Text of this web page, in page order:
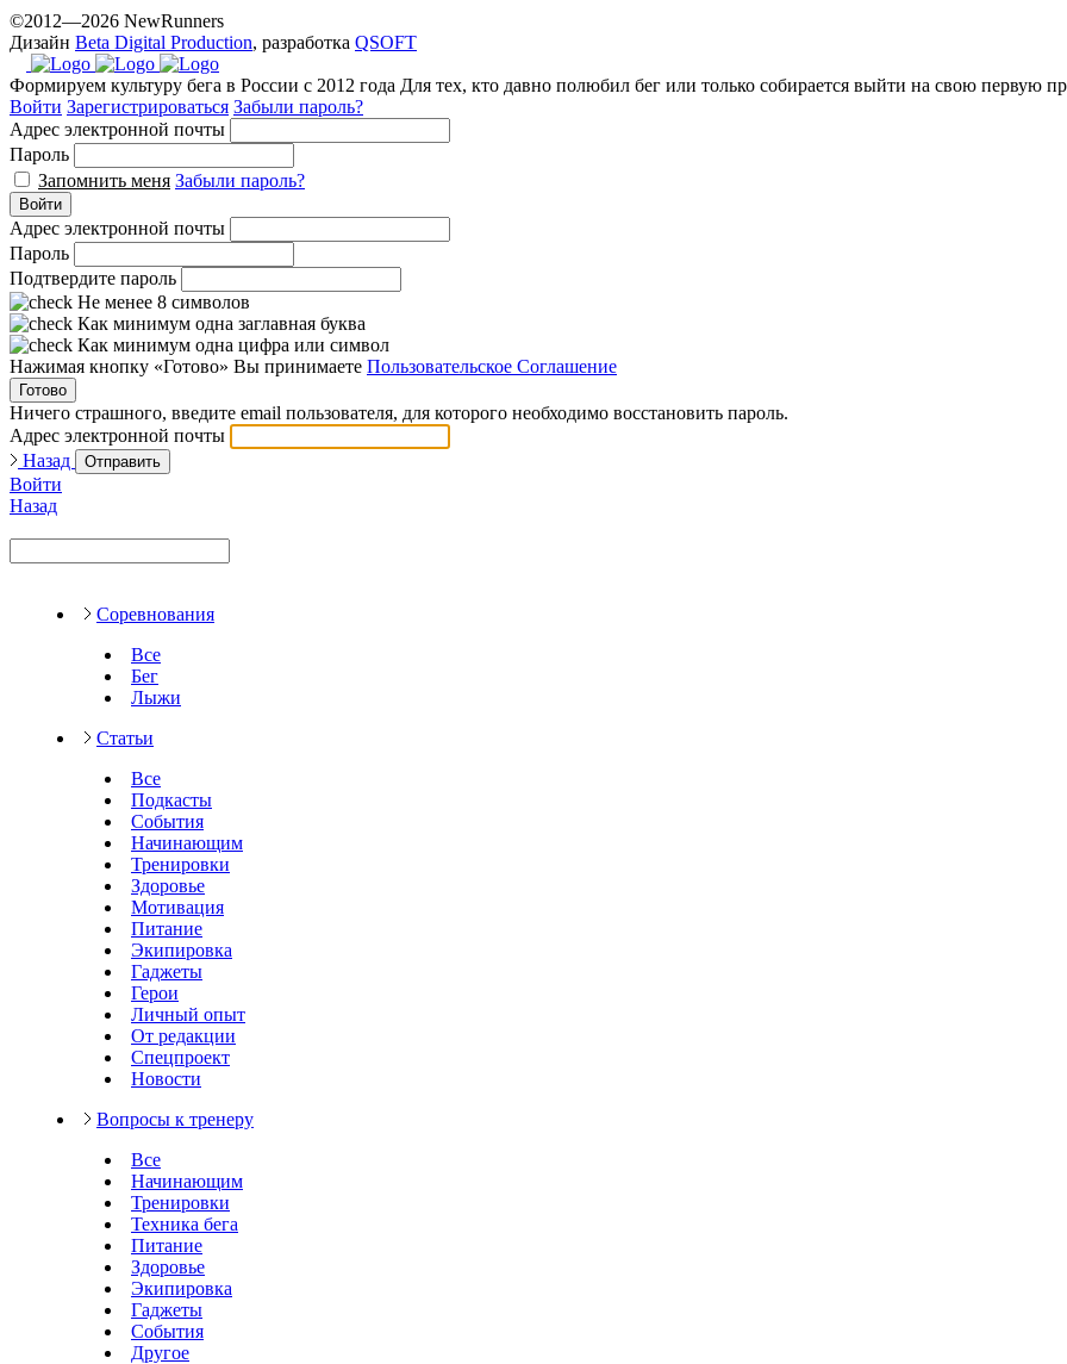
©2012—2026 NewRunners
Дизайн Beta Digital Production, разработка QSOFT
Формируем культуру бега в России с 2012 года Для тех, кто давно полюбил бег или только собирается выйти на свою первую
Войти Зарегистрироваться Забыли пароль?
Адрес электронной почты
Пароль
Запомнить меня Забыли пароль?
Войти
Адрес электронной почты
Пароль
Подтвердите пароль
Не менее 8 символов
Как минимум одна заглавная буква
Как минимум одна цифра или символ
Нажимая кнопку «Готово» Вы принимаете Пользовательское Соглашение
Готово
Ничего страшного, введите email пользователя, для которого необходимо восстановить пароль.
Адрес электронной почты
Назад
Отправить
Войти
Назад
Соревнования
Все
Бег
Лыжи
Статьи
Все
Подкасты
События
Начинающим
Тренировки
Здоровье
Мотивация
Питание
Экипировка
Гаджеты
Герои
Личный опыт
От редакции
Спецпроект
Новости
Вопросы к тренеру
Все
Начинающим
Тренировки
Техника бега
Питание
Здоровье
Экипировка
Гаджеты
События
Другое